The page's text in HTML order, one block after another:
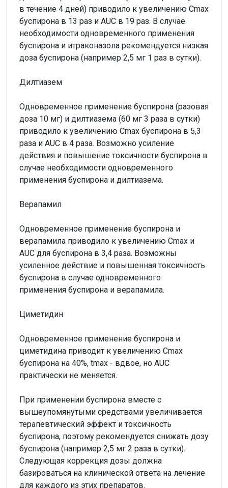
в течение 4 дней) приводило к увеличению Сmax
буспирона в 13 раз и AUC в 19 раз. В случае
необходимости одновременного применения
буспирона и итраконазола рекомендуется низкая
доза буспирона (например 2,5 мг 1 раз в сутки).
Дилтиазем
Одновременное применение буспирона (разовая
доза 10 мг) и дилтиазема (60 мг 3 раза в сутки)
приводило к увеличению Сmax буспирона в 5,3
раза и AUC в 4 раза. Возможно усиление
действия и повышение токсичности буспирона в
случае необходимости одновременного
применения буспирона и дилтиазема.
Верапамил
Одновременное применение буспирона и
верапамила приводило к увеличению Сmax и
AUC для буспирона в 3,4 раза. Возможны
усиленное действие и повышенная токсичность
буспирона в случае одновременного
применения буспирона и верапамила.
Циметидин
Одновременное применение буспирона и
циметидина приводит к увеличению Сmax
буспирона на 40%, tmax - вдвое, но AUC
практически не меняется.
При применении буспирона вместе с
вышеупомянутыми средствами увеличивается
терапевтический эффект и токсичность
буспирона, поэтому рекомендуется снижать дозу
буспирона (например 2,5 мг 2 раза в сутки).
Следующая коррекция дозы должна
базироваться на клинической ответа на лечение
для каждого из этих препаратов.